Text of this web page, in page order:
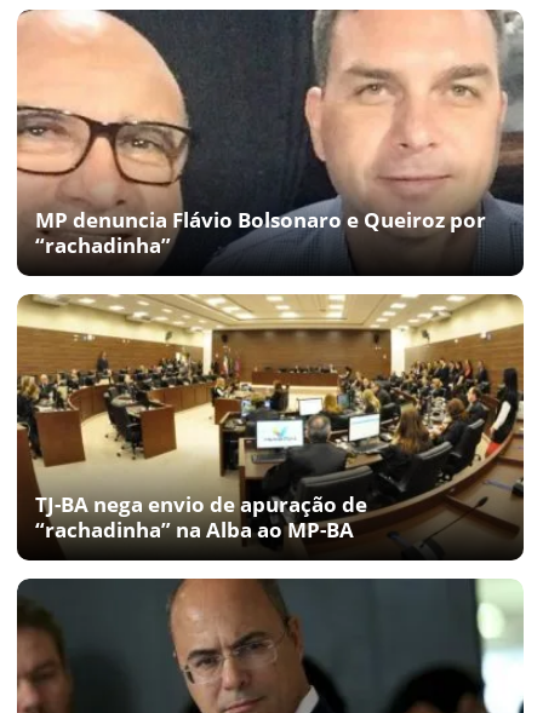
MP denuncia Flávio Bolsonaro e Queiroz por
“rachadinha”
TJ-BA nega envio de apuração de
“rachadinha” na Alba ao MP-BA